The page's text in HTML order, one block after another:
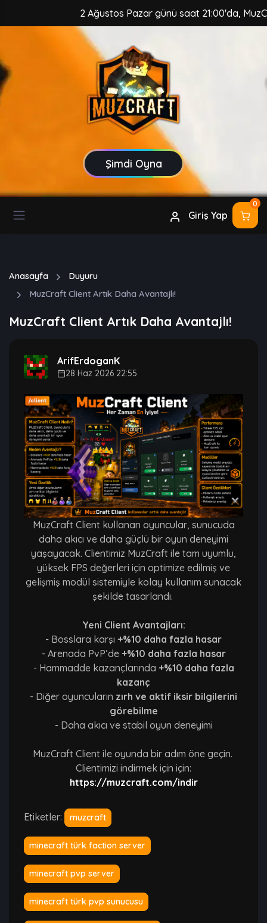
2 Ağustos Pazar günü saat 21:00'da, MuzCraft
Şimdi Oyna
Giriş Yap
0
Anasayfa
Duyuru
MuzCraft Client Artık Daha Avantajlı!
MuzCraft Client Artık Daha Avantajlı!
ArifErdoganK
28 Haz 2026 22:55
MuzCraft Client kullanan oyuncular, sunucuda
daha akıcı ve daha güçlü bir oyun deneyimi
yaşayacak. Clientimiz MuzCraft ile tam uyumlu,
yüksek FPS değerleri için optimize edilmiş ve
gelişmiş modül sistemiyle kolay kullanım sunacak
şekilde tasarlandı.
Yeni Client Avantajları:
- Bosslara karşı +%10 daha fazla hasar
- Arenada PvP’de +%10 daha fazla hasar
- Hammadde kazançlarında +%10 daha fazla
kazanç
- Diğer oyuncuların zırh ve aktif iksir bilgilerini
görebilme
- Daha akıcı ve stabil oyun deneyimi
MuzCraft Client ile oyunda bir adım öne geçin.
Clientimizi indirmek için için:
https://muzcraft.com/indir
Etiketler: muzcraft
minecraft türk faction server
minecraft pvp server
minecraft türk pvp sunucusu